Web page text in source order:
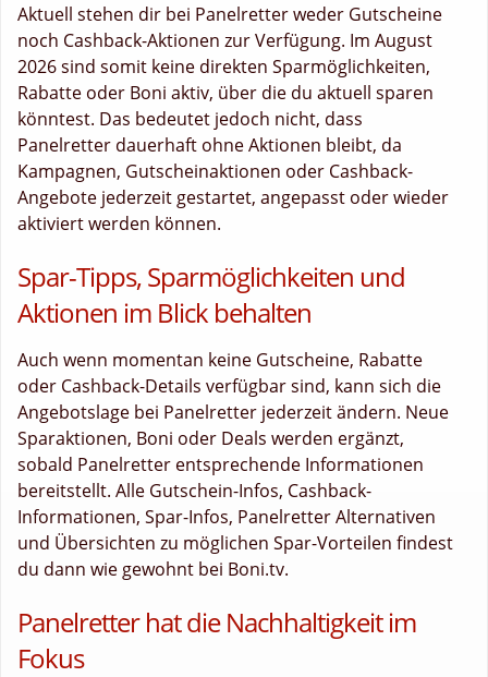
Aktuell stehen dir bei Panelretter weder Gutscheine
noch Cashback-Aktionen zur Verfügung. Im August
2026 sind somit keine direkten Sparmöglichkeiten,
Rabatte oder Boni aktiv, über die du aktuell sparen
könntest. Das bedeutet jedoch nicht, dass
Panelretter dauerhaft ohne Aktionen bleibt, da
Kampagnen, Gutscheinaktionen oder Cashback-
Angebote jederzeit gestartet, angepasst oder wieder
aktiviert werden können.
Spar-Tipps, Sparmöglichkeiten und
Aktionen im Blick behalten
Auch wenn momentan keine Gutscheine, Rabatte
oder Cashback-Details verfügbar sind, kann sich die
Angebotslage bei Panelretter jederzeit ändern. Neue
Sparaktionen, Boni oder Deals werden ergänzt,
sobald Panelretter entsprechende Informationen
bereitstellt. Alle Gutschein-Infos, Cashback-
Informationen, Spar-Infos, Panelretter Alternativen
und Übersichten zu möglichen Spar-Vorteilen findest
du dann wie gewohnt bei Boni.tv.
Panelretter hat die Nachhaltigkeit im
Fokus